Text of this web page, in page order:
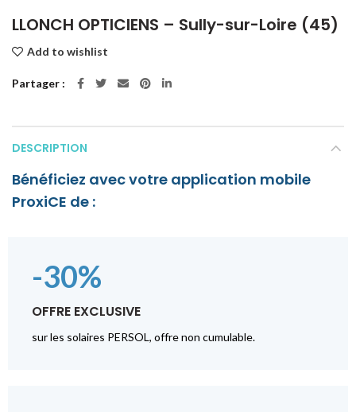
LLONCH OPTICIENS – Sully-sur-Loire (45)
Add to wishlist
Partager
DESCRIPTION
Bénéficiez avec votre application mobile
ProxiCE de :
-30%
OFFRE EXCLUSIVE
sur les solaires PERSOL, offre non cumulable.